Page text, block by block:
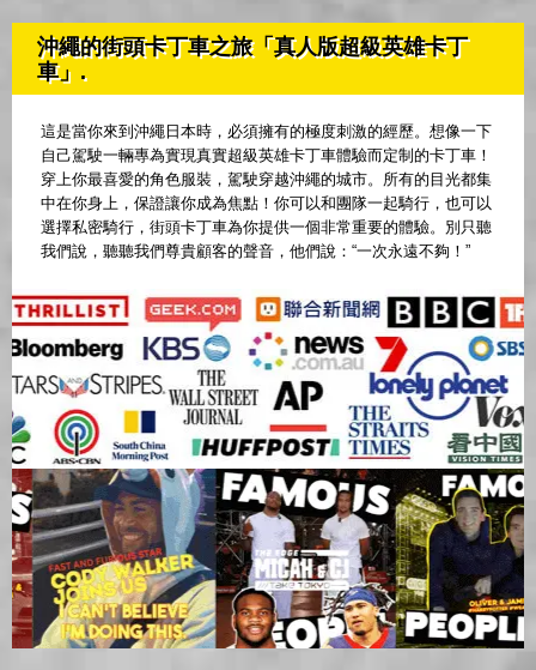
沖繩的街頭卡丁車之旅「真人版超級英雄卡丁
車」.
這是當你來到沖繩日本時，必須擁有的極度刺激的經歷。想像一下
自己駕駛一輛專為實現真實超級英雄卡丁車體驗而定制的卡丁車！
穿上你最喜愛的角色服裝，駕駛穿越沖繩的城市。所有的目光都集
中在你身上，保證讓你成為焦點！你可以和團隊一起騎行，也可以
選擇私密騎行，街頭卡丁車為你提供一個非常重要的體驗。別只聽
我們說，聽聽我們尊貴顧客的聲音，他們說：“一次永遠不夠！”